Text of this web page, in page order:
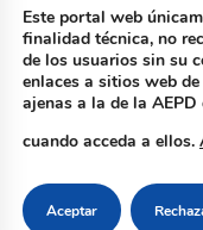
Este portal web
finalidad técnica, no
de los usuarios sin su
enlaces a sitios web
ajenas a la de la
cuando acceda a ellos.
Aceptar